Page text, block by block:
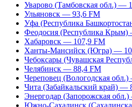
Уварово (Тамбовская обл.) —
Ульяновск — 93,6 FM
Уфа (Республика
Феодосия (Республика
Хабаровск — 107,9 FM
Ханты-Мансийск (Югра) —
Чебоксары (Чувашская
Челябинск — 88,4 FM
Череповец (Вологодская
Чита (Забайкальский край) —
Энергодар (Запорожская обл.)
Южно-Сахалинск